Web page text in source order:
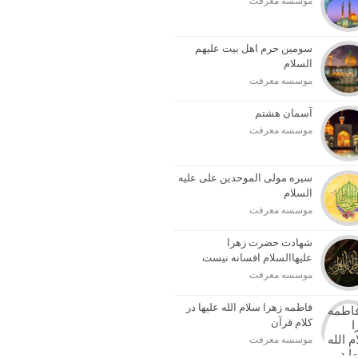
سومین حرم اهل بیت علیهم
السلام
موسسه معرفت
آسمان هشتم
موسسه معرفت
سیره مولی الموحدین علی علیه
السلام
موسسه معرفت
شهادت حضرت زهرا
علیهاالسلام افسانه نیست
موسسه معرفت
فاطمه زهرا سلام الله علیها در
کلام قرآن
موسسه معرفت